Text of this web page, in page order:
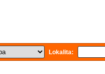
Lokalita: